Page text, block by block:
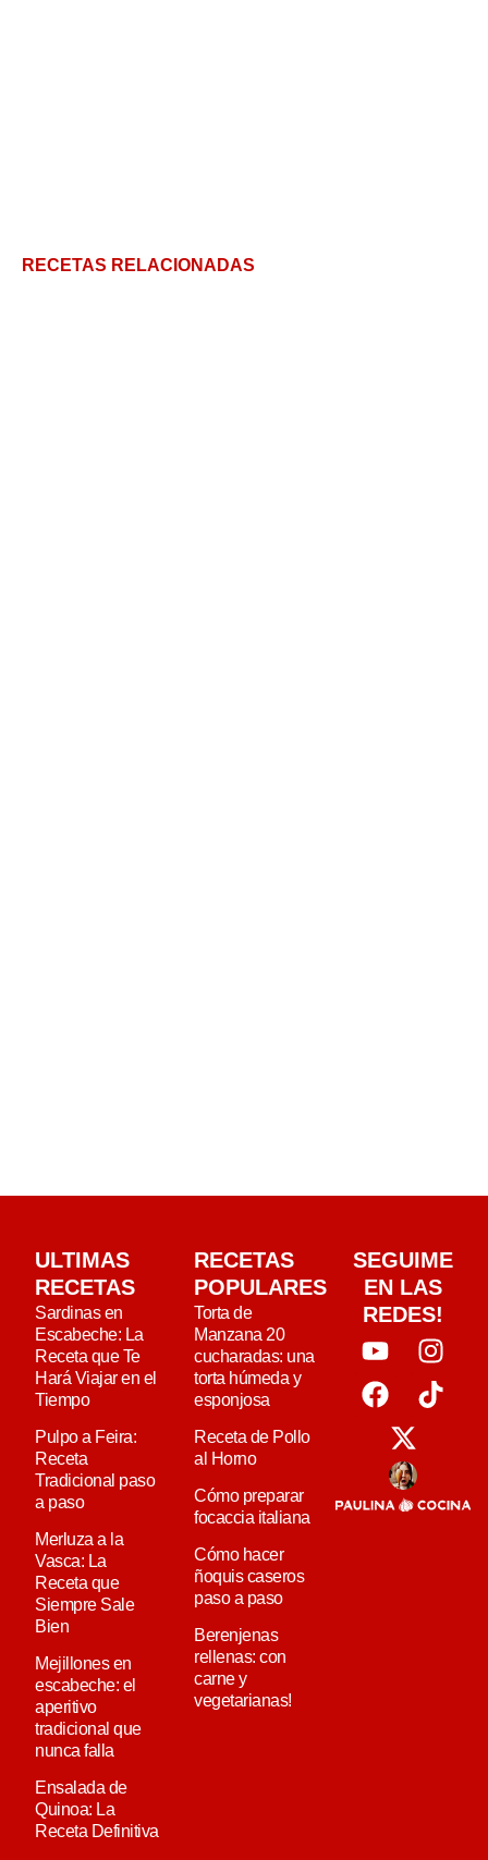
RECETAS RELACIONADAS
ULTIMAS
RECETAS
Sardinas en
Escabeche: La
Receta que Te
Hará Viajar en el
Tiempo
Pulpo a Feira:
Receta
Tradicional paso
a paso
Merluza a la
Vasca: La
Receta que
Siempre Sale
Bien
Mejillones en
escabeche: el
aperitivo
tradicional que
nunca falla
Ensalada de
Quinoa: La
Receta Definitiva
RECETAS
POPULARES
Torta de
Manzana 20
cucharadas: una
torta húmeda y
esponjosa
Receta de Pollo
al Horno
Cómo preparar
focaccia italiana
Cómo hacer
ñoquis caseros
paso a paso
Berenjenas
rellenas: con
carne y
vegetarianas!
SEGUIME
EN LAS
REDES!